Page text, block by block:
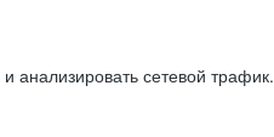
анализировать сетевой трафик.